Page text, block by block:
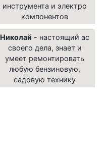
инструмента и электро
компонентов
Николай - настоящий ас
своего дела, знает и
умеет ремонтировать
любую бензиновую,
садовую технику